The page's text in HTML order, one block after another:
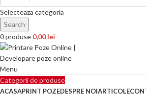
Selecteaza categoria
Search
0produse 0,00lei
Menu
Categorii de produse
ACASAPRINT POZEDESPRE NOIARTICOLE